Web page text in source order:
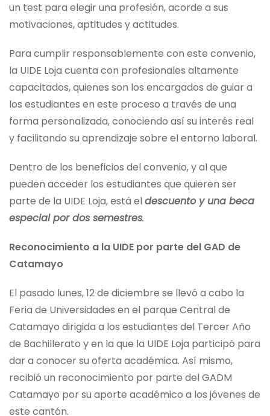
un test para elegir una profesión, acorde a sus
motivaciones, aptitudes y actitudes.
Para cumplir responsablemente con este convenio,
la UIDE Loja cuenta con profesionales altamente
capacitados, quienes son los encargados de guiar a
los estudiantes en este proceso a través de una
forma personalizada, conociendo así su interés real
y facilitando su aprendizaje sobre el entorno laboral.
Dentro de los beneficios del convenio, y al que
pueden acceder los estudiantes que quieren ser
parte de la UIDE Loja, está eldescuento y una beca
especial por dos semestres.
Reconocimiento a la UIDE por parte del GAD de
Catamayo
El pasado lunes, 12 de diciembre se llevó a cabo la
Feria de Universidades en el parque Central de
Catamayo dirigida a los estudiantes del Tercer Año
de Bachillerato y en la que la UIDE Loja participó para
dar a conocer su oferta académica. Así mismo,
recibió un reconocimiento por parte del GADM
Catamayo por su aporte académico a los jóvenes de
este cantón.